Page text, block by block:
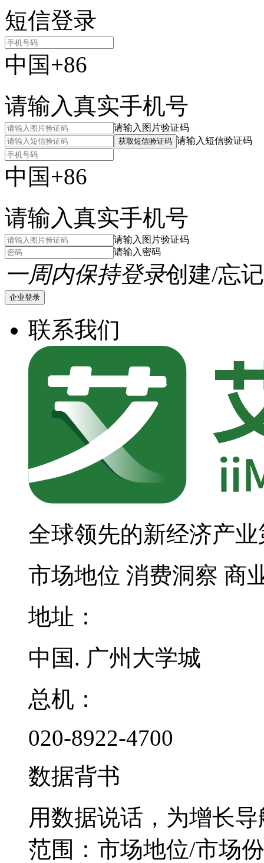
短信登录
中国+86
请输入真实手机号
请输入图片验证码
获取短信验证码 请输入短信验证码
中国+86
请输入真实手机号
请输入图片验证码
请输入密码
一周内保持登录创建/忘
企业登录
联系我们
全球领先的新经济产
市场地位 消费洞察 商
地址：
中国. 广州大学城
总机：
020-8922-4700
数据背书
用数据说话，为增长导
范围：市场地位/市场